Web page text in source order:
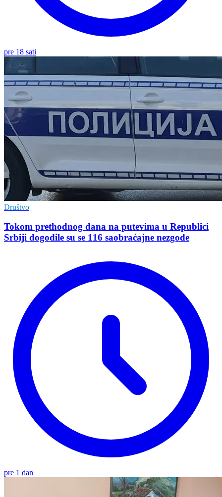
pre 18 sati
Društvo
Tokom prethodnog dana na putevima u Republici
Srbiji dogodile su se 116 saobraćajne nezgode
pre 1 dan